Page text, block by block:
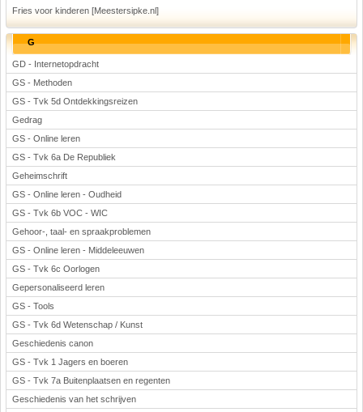
Fries voor kinderen [Meestersipke.nl]
G
GD - Internetopdracht
GS - Methoden
GS - Tvk 5d Ontdekkingsreizen
Gedrag
GS - Online leren
GS - Tvk 6a De Republiek
Geheimschrift
GS - Online leren - Oudheid
GS - Tvk 6b VOC - WIC
Gehoor-, taal- en spraakproblemen
GS - Online leren - Middeleeuwen
GS - Tvk 6c Oorlogen
Gepersonaliseerd leren
GS - Tools
GS - Tvk 6d Wetenschap / Kunst
Geschiedenis canon
GS - Tvk 1 Jagers en boeren
GS - Tvk 7a Buitenplaatsen en regenten
Geschiedenis van het schrijven